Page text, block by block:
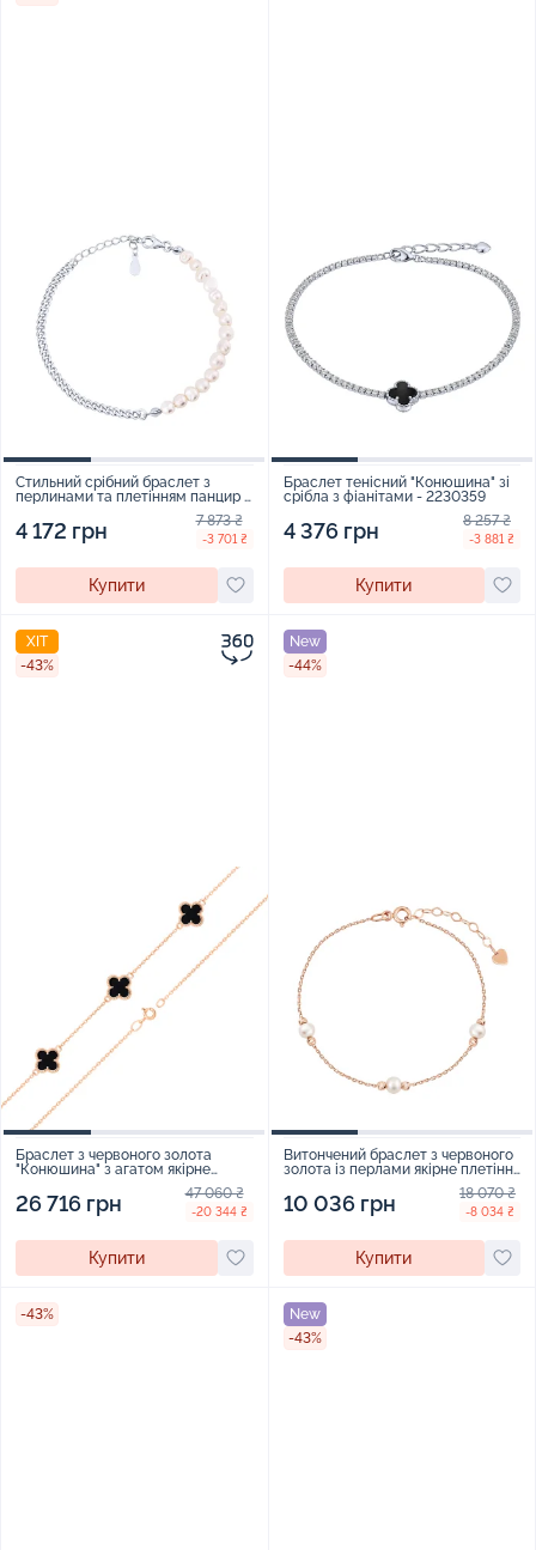
Стильний срібний браслет з
перлинами та плетінням панцир -
4 172 грн 7 873 ₴
-3 701 ₴
Купити
Браслет тенісний "Конюшина" зі
срібла з фіанітами - 2230359
4 376 грн 8 257 ₴
-3 881 ₴
Купити
ХІТ
-43%
Браслет з червоного золота
"Конюшина" з агатом якірне
26 716 грн 47 060 ₴
-20 344 ₴
Купити
New
-44%
Витончений браслет з червоного
золота із перлами якірне плетіння
10 036 грн 18 070 ₴
-8 034 ₴
Купити
-43%
New
-43%